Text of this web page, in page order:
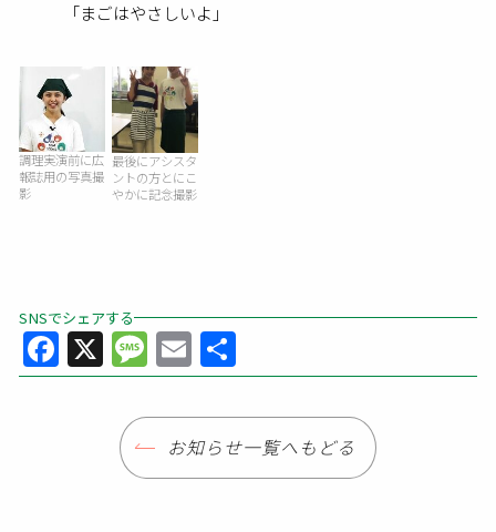
「まごはやさしいよ」
調理実演前に広
報誌用の写真撮
影
最後にアシスタ
ントの方とにこ
やかに記念撮影
SNSでシェアする
Facebook
X Message
Email
有
お知らせ一覧へもどる